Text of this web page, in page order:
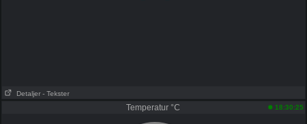
Detaljer - Tekster
Temperatur °C 18:30:25